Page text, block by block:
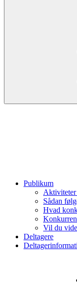
Publikum
Aktiviteter
Sådan
Hvad
Vil du
Deltagere